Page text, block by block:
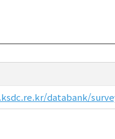
databank/